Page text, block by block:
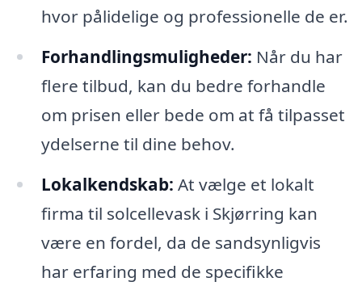
hvor pålidelige og professionelle de er.
Forhandlingsmuligheder: Når du har
flere tilbud, kan du bedre forhandle
om prisen eller bede om at få tilpasset
ydelserne til dine behov.
Lokalkendskab: At vælge et lokalt
firma til solcellevask i Skjørring kan
være en fordel, da de sandsynligvis
har erfaring med de specifikke